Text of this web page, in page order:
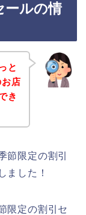
ールの情
と
店
き
節限定の割引
ました！
限定の割引セ